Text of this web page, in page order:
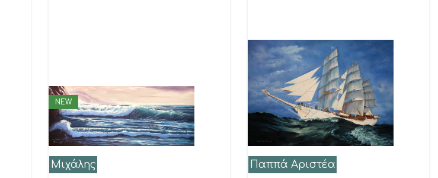
NEW
Μιχάλης
Παππά Αριστέα